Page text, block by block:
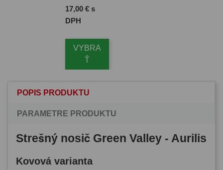
Cena
17,00 € s
DPH
VYBRA
Ť
POPIS PRODUKTU
PARAMETRE PRODUKTU
Strešný nosič Green Valley - Aurilis
Kovová varianta